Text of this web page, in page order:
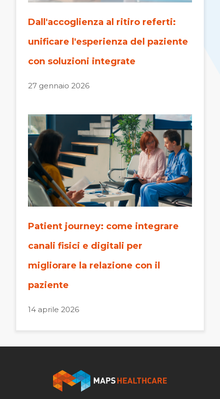
Dall'accoglienza al ritiro referti:
unificare l'esperienza del paziente
con soluzioni integrate
27 gennaio 2026
Patient journey: come integrare
canali fisici e digitali per
migliorare la relazione con il
paziente
14 aprile 2026